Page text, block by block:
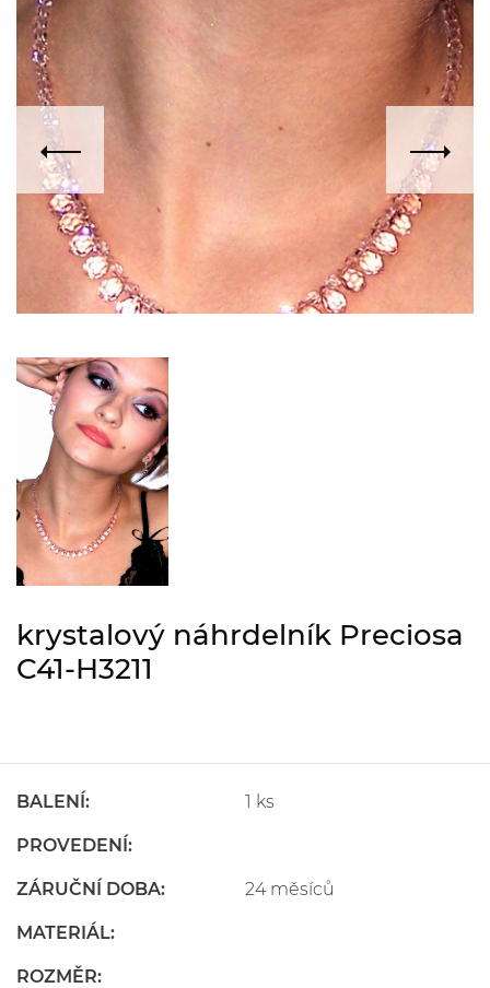
krystalový náhrdelník Preciosa
C41-H3211
BALENÍ: 1 ks
PROVEDENÍ:
ZÁRUČNÍ DOBA: 24 měsíců
MATERIÁL:
ROZMĚR: